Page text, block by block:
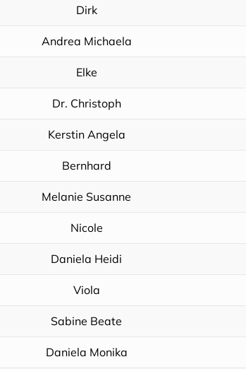
Dirk
Andrea Michaela
Elke
Dr. Christoph
Kerstin Angela
Bernhard
Melanie Susanne
Nicole
Daniela Heidi
Viola
Sabine Beate
Daniela Monika